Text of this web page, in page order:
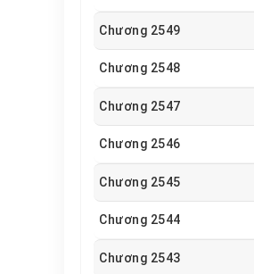
Chương 2549
Chương 2548
Chương 2547
Chương 2546
Chương 2545
Chương 2544
Chương 2543